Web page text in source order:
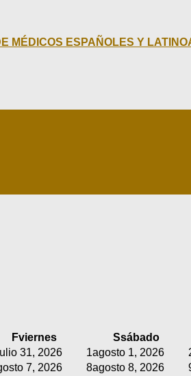
MÉDICOS ESPAÑOLES Y
Fviernes Ssábado
31, 2026 1agosto 1, 2026
7, 2026 8agosto 8, 2026